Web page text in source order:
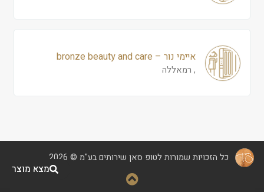
איימי נור – bronze beauty and care
, רמאללה
כל הזכויות שמורות לטופ סאן שירותים בע"מ © 2026
מצא מוצר